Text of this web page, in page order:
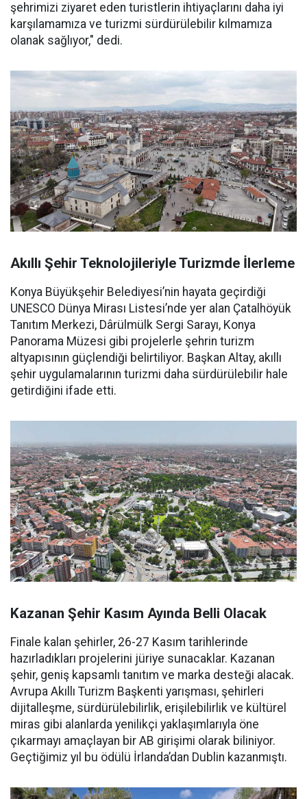
şehrimizi ziyaret eden turistlerin ihtiyaçlarını daha iyi
karşılamamıza ve turizmi sürdürülebilir kılmamıza
olanak sağlıyor," dedi.
Akıllı Şehir Teknolojileriyle Turizmde İlerleme
Konya Büyükşehir Belediyesi’nin hayata geçirdiği
UNESCO Dünya Mirası Listesi’nde yer alan Çatalhöyük
Tanıtım Merkezi, Dârülmülk Sergi Sarayı, Konya
Panorama Müzesi gibi projelerle şehrin turizm
altyapısının güçlendiği belirtiliyor. Başkan Altay, akıllı
şehir uygulamalarının turizmi daha sürdürülebilir hale
getirdiğini ifade etti.
Kazanan Şehir Kasım Ayında Belli Olacak
Finale kalan şehirler, 26-27 Kasım tarihlerinde
hazırladıkları projelerini jüriye sunacaklar. Kazanan
şehir, geniş kapsamlı tanıtım ve marka desteği alacak.
Avrupa Akıllı Turizm Başkenti yarışması, şehirleri
dijitalleşme, sürdürülebilirlik, erişilebilirlik ve kültürel
miras gibi alanlarda yenilikçi yaklaşımlarıyla öne
çıkarmayı amaçlayan bir AB girişimi olarak biliniyor.
Geçtiğimiz yıl bu ödülü İrlanda’dan Dublin kazanmıştı.